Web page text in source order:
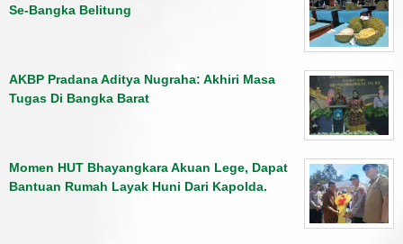
Se-Bangka Belitung
AKBP Pradana Aditya Nugraha: Akhiri Masa
Tugas Di Bangka Barat
Momen HUT Bhayangkara Akuan Lege, Dapat
Bantuan Rumah Layak Huni Dari Kapolda.